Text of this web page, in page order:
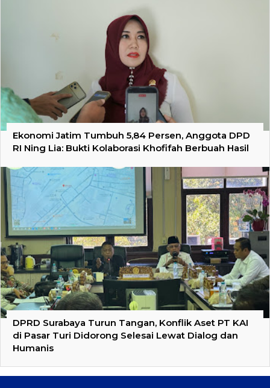
Ekonomi Jatim Tumbuh 5,84 Persen, Anggota DPD
RI Ning Lia: Bukti Kolaborasi Khofifah Berbuah Hasil
DPRD Surabaya Turun Tangan, Konflik Aset PT KAI
di Pasar Turi Didorong Selesai Lewat Dialog dan
Humanis